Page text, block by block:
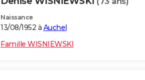
Naissance
13/08/1952 à Auchel
Famille WISNIEWSKI